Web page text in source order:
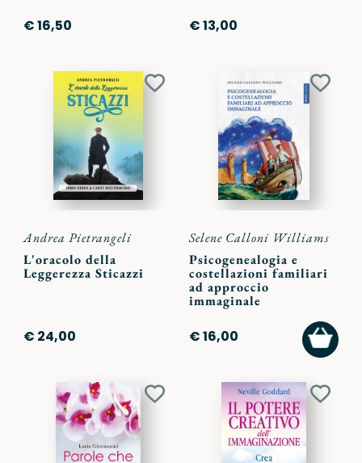
€ 16,50 € 13,00
Aggiungi
Andrea Pietrangeli
L'oracolo della
Leggerezza Sticazzi
€ 24,00
Selene Calloni Williams
Psicogenealogia e
costellazioni familiari
ad approccio
immaginale
€ 16,00
AL
Aggiungi